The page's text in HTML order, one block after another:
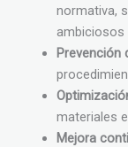
normativa,
ambiciosos
Prevención
materiales
Mejora